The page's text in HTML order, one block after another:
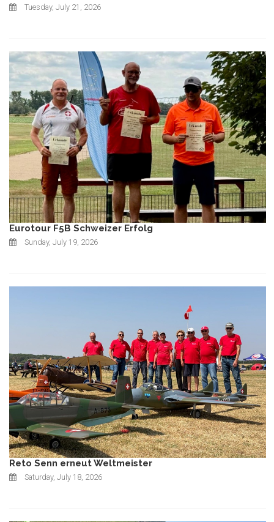
Tuesday, July 21, 2026
Eurotour F5B Schweizer Erfolg
Sunday, July 19, 2026
Reto Senn erneut Weltmeister
Saturday, July 18, 2026